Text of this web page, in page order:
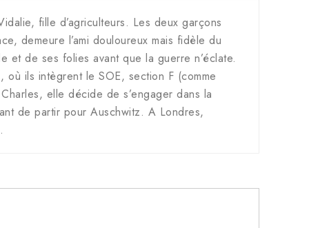
fille d’agriculteurs. Les deux garçons
demeure l’ami douloureux mais fidèle du
et de ses folies avant que la guerre n’éclate.
ils intègrent le SOE, section F (comme
elle décide de s’engager dans la
de partir pour Auschwitz. A Londres,